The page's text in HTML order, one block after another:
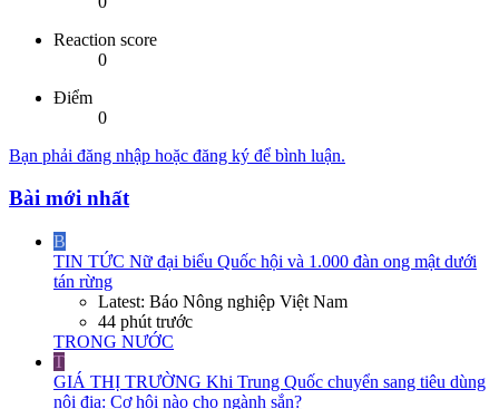
Reaction score
0
Điểm
0
Bạn phải đăng nhập hoặc đăng ký để bình luận.
Bài mới nhất
B
TIN TỨC Nữ đại biểu Quốc hội và 1.000 đàn ong mật dưới
tán rừng
Latest: Báo Nông nghiệp Việt Nam
44 phút trước
TRONG NƯỚC
T
GIÁ THỊ TRƯỜNG Khi Trung Quốc chuyển sang tiêu dùng
nội địa: Cơ hội nào cho ngành sắn?